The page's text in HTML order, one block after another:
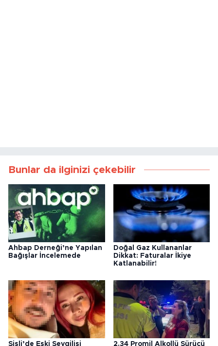
Bunlar da ilginizi çekebilir
Ahbap Derneği’ne Yapılan
Bağışlar İncelemede
Doğal Gaz Kullananlar
Dikkat: Faturalar İkiye
Katlanabilir!
Şişli’de Eski Sevgilisi 2.34 Promil Alkollü Sürücü